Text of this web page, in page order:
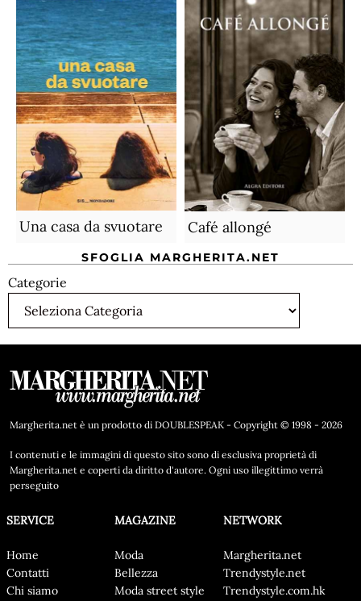
Una casa da svuotare Café allongé
SFOGLIA MARGHERITA.NET
Categorie
Margherita.net è un prodotto di DOUBLESPEAK - Copyright © 1998 - 2026
I contenuti e le immagini di questo sito sono di esclusiva proprietà di
Margherita.net e coperti da diritto d'autore. Ogni uso illegittimo verrà
perseguito
SERVICE
Home
Contatti
Chi siamo
MAGAZINE
Moda
Bellezza
Moda street style
NETWORK
Margherita.net
Trendystyle.net
Trendystyle.com.hk